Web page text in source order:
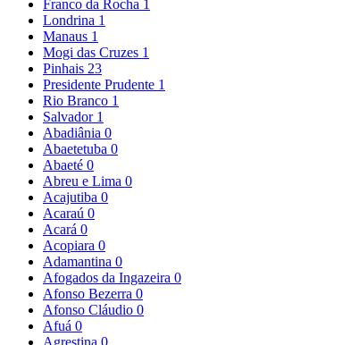
Franco da Rocha 1
Londrina 1
Manaus 1
Mogi das Cruzes 1
Pinhais 23
Presidente Prudente 1
Rio Branco 1
Salvador 1
Abadiânia 0
Abaetetuba 0
Abaeté 0
Abreu e Lima 0
Acajutiba 0
Acaraú 0
Acará 0
Acopiara 0
Adamantina 0
Afogados da Ingazeira 0
Afonso Bezerra 0
Afonso Cláudio 0
Afuá 0
Agrestina 0